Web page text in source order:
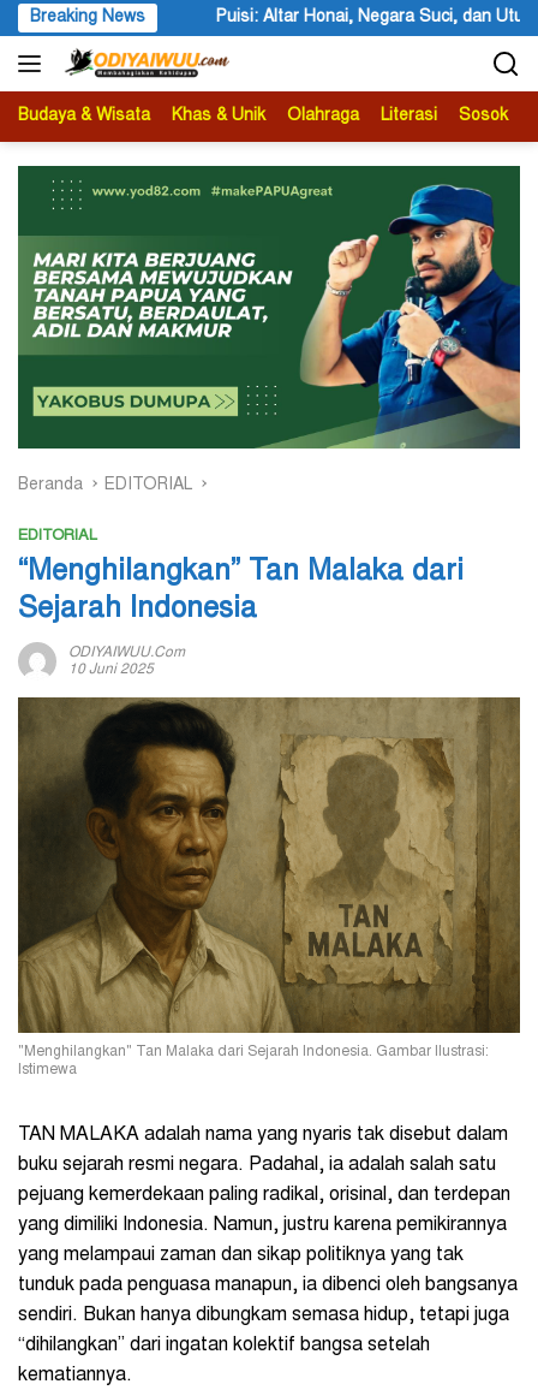
Langsung
ke
konten
Breaking News
Altar Honai, Negara Suci, dan Utusan Langit Karya Siswa dan
Budaya & Wisata Khas & Unik Olahraga Literasi Sosok
Beranda EDITORIAL
EDITORIAL
“Menghilangkan” Tan Malaka dari
Sejarah Indonesia
ODIYAIWUU.com
10 Juni 2025
"Menghilangkan" Tan Malaka dari Sejarah Indonesia. Gambar Ilustrasi:
Istimewa
TAN MALAKA adalah nama yang nyaris tak disebut dalam
buku sejarah resmi negara. Padahal, ia adalah salah satu
pejuang kemerdekaan paling radikal, orisinal, dan terdepan
yang dimiliki Indonesia. Namun, justru karena pemikirannya
yang melampaui zaman dan sikap politiknya yang tak
tunduk pada penguasa manapun, ia dibenci oleh bangsanya
sendiri. Bukan hanya dibungkam semasa hidup, tetapi juga
“dihilangkan” dari ingatan kolektif bangsa setelah
kematiannya.